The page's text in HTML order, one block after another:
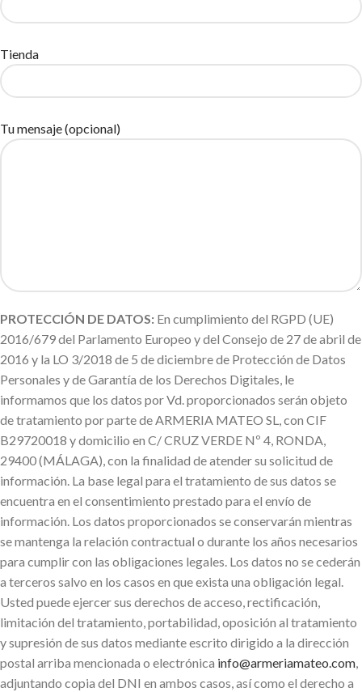
Tienda
Tu mensaje (opcional)
PROTECCIÓN DE DATOS: En cumplimiento del RGPD (UE)
2016/679 del Parlamento Europeo y del Consejo de 27 de abril de
2016 y la LO 3/2018 de 5 de diciembre de Protección de Datos
Personales y de Garantía de los Derechos Digitales, le
informamos que los datos por Vd. proporcionados serán objeto
de tratamiento por parte de ARMERIA MATEO SL, con CIF
B29720018 y domicilio en C/ CRUZ VERDE Nº 4, RONDA,
29400 (MÁLAGA), con la finalidad de atender su solicitud de
información. La base legal para el tratamiento de sus datos se
encuentra en el consentimiento prestado para el envío de
información. Los datos proporcionados se conservarán mientras
se mantenga la relación contractual o durante los años necesarios
para cumplir con las obligaciones legales. Los datos no se cederán
a terceros salvo en los casos en que exista una obligación legal.
Usted puede ejercer sus derechos de acceso, rectificación,
limitación del tratamiento, portabilidad, oposición al tratamiento
y supresión de sus datos mediante escrito dirigido a la dirección
postal arriba mencionada o electrónica info@armeriamateo.com,
adjuntando copia del DNI en ambos casos, así como el derecho a